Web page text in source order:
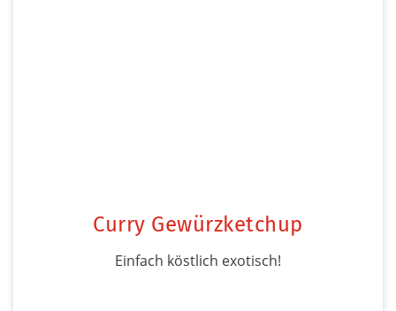
Curry Gewürzketchup
Einfach köstlich exotisch!